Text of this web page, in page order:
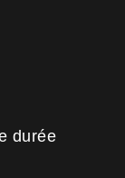
durée